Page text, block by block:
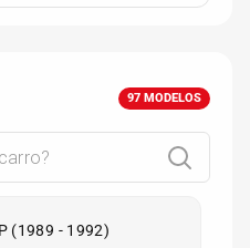
97 MODELOS
(1989 - 1992)